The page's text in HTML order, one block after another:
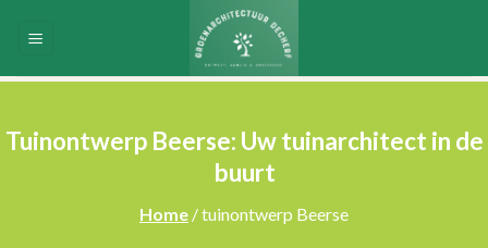
Tuinontwerp Beerse: Uw tuinarchitect in de
buurt
Home / tuinontwerp Beerse